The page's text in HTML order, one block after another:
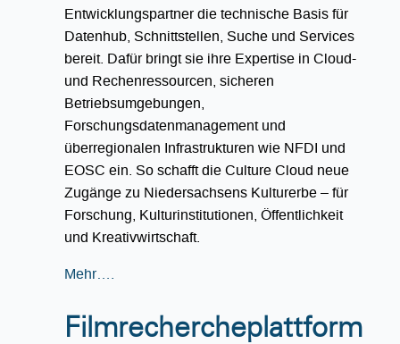
Entwicklungspartner die technische Basis für
Datenhub, Schnittstellen, Suche und Services
bereit. Dafür bringt sie ihre Expertise in Cloud-
und Rechenressourcen, sicheren
Betriebsumgebungen,
Forschungsdatenmanagement und
überregionalen Infrastrukturen wie NFDI und
EOSC ein. So schafft die Culture Cloud neue
Zugänge zu Niedersachsens Kulturerbe – für
Forschung, Kulturinstitutionen, Öffentlichkeit
und Kreativwirtschaft.
Mehr….
Filmrechercheplattform